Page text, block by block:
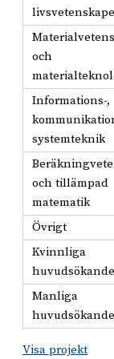
och
Informations-,
systemteknik
och tillämpad
matematik
Övrigt
Kvinnliga
huvudsökande
Manliga
huvudsökande
Visa projekt